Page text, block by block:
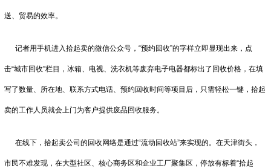
送、贸易的效率。
记者用手机进入拾起卖的微信公众号，“预约回收”的字样立即显现出来，点
击“城市回收”栏目，冰箱、电视、洗衣机等废弃电子电器都标出了回收价格，在填
写了数量、所在地、联系方式电话、预约回收时间等项目后，只需轻松一键，拾起
卖的工作人员就会上门为客户提供废品回收服务。
在线下，拾起卖公司的回收网络是通过“流动回收站”来实现的。在天津街头，
市民不难发现，在大型社区、核心商务区和企业工厂聚集区，停放有标着“拾起